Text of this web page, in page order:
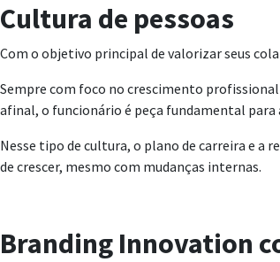
Cultura de pessoas
Com o objetivo principal de valorizar seus
Sempre com foco no crescimento
afinal, o funcionário é peça fundamental para
Nesse tipo de cultura, o plano de carreira e a
de crescer, mesmo com mudanças internas.
Branding Innovation